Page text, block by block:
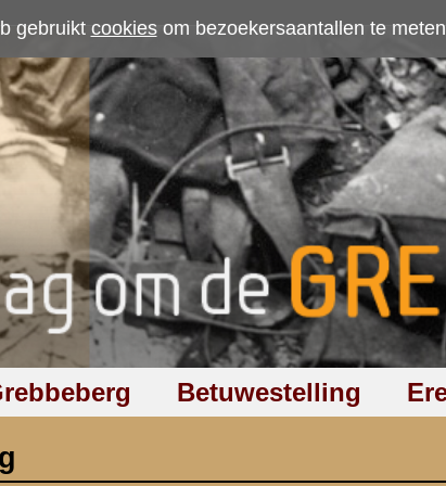
om bezoekersaantallen te meten. Als u geen cookies wilt toestaan kunt u
Betuwestelling Ereveld Stichting